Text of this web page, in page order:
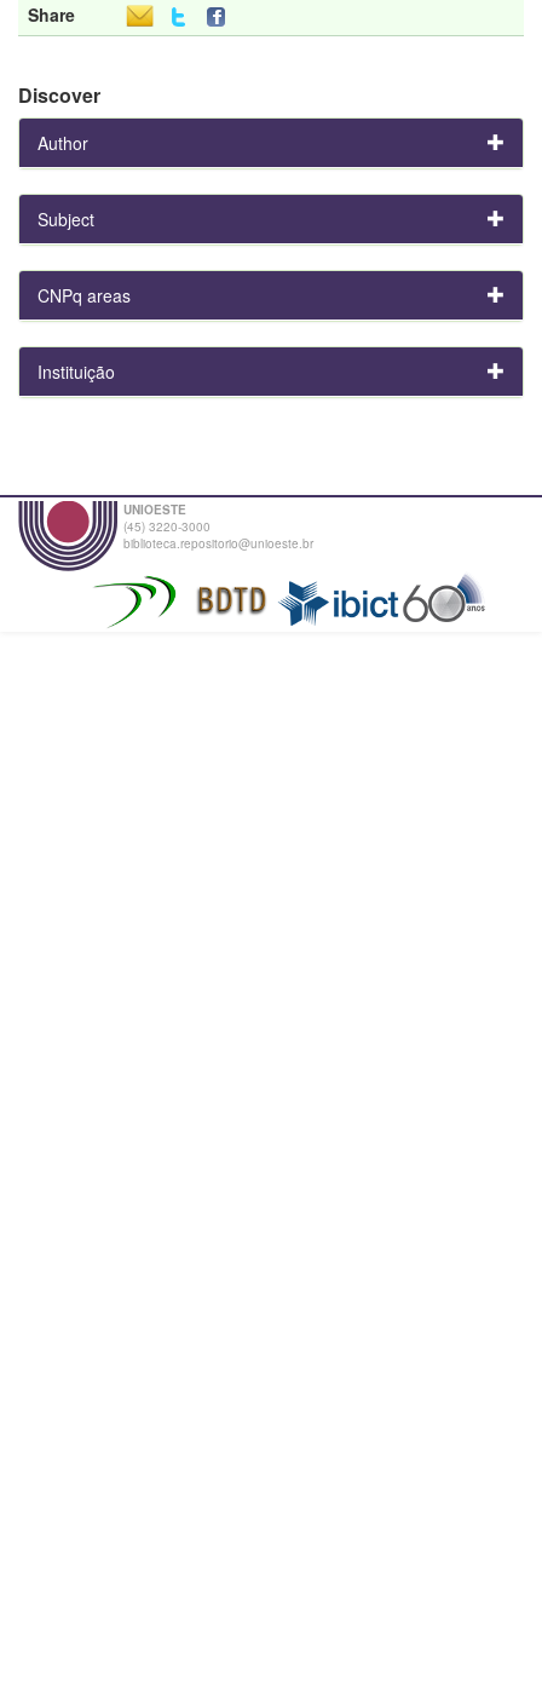
Share
Discover
Author
Subject
CNPq areas
Instituição
UNIOESTE
(45) 3220-3000
biblioteca.repositorio@unioeste.br